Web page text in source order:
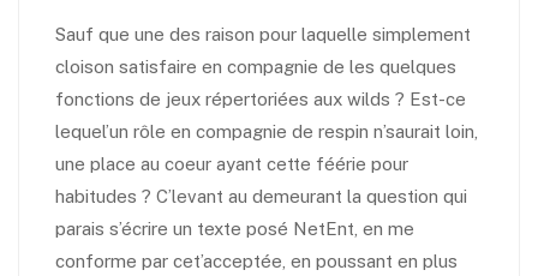
Sauf que une des raison pour laquelle simplement
cloison satisfaire en compagnie de les quelques
fonctions de jeux répertoriées aux wilds ? Est-ce
lequel’un rôle en compagnie de respin n’saurait loin,
une place au coeur ayant cette féérie pour
habitudes ? C’levant au demeurant la question qui
parais s’écrire un texte posé NetEnt, en me
conforme par cet’acceptée, en poussant en plus